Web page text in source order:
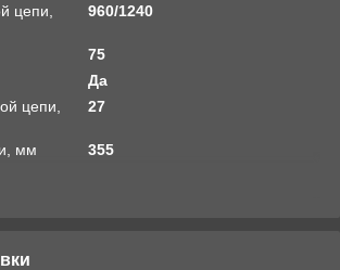
цепи,
960/1240
75
Да
цепи,
27
мм 355